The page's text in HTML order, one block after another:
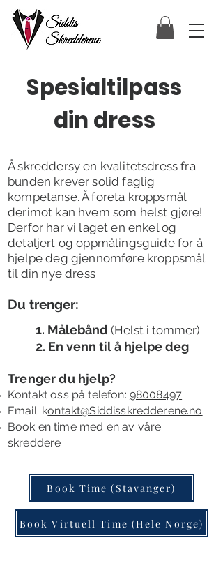
Spesialtilpass
din dress
Å skreddersy en kvalitetsdress fra
bunden krever solid faglig
kompetanse. Å foreta kroppsmål
derimot kan hvem som helst gjøre!
Derfor har vi laget en enkel og
detaljert og oppmålingsguide for å
hjelpe deg gjennomføre kroppsmål
til din nye dress
Du trenger:
1. Målebånd (Helst i tommer)
2. En venn til å hjelpe deg
Trenger du hjelp?
Kontakt oss på telefon: 98008497
Email: kontakt@Siddisskredderene.no
Book en timemed en av våre
skreddere
Book Time (Stavanger)
Book Virtuell Time (Hele Norge)